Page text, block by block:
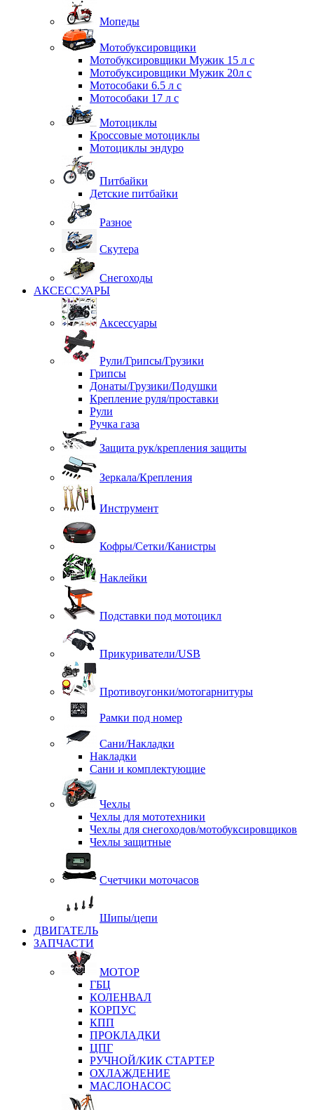
Мопеды
Мотобуксировщики
Мотобуксировщики Мужик 15 л с
Мотобуксировщики Мужик 20л с
Мотособаки 6.5 л с
Мотособаки 17 л с
Мотоциклы
Кроссовые мотоциклы
Мотоциклы эндуро
Питбайки
Детские питбайки
Разное
Скутера
Снегоходы
АКСЕССУАРЫ
Аксессуары
Рули/Грипсы/Грузики
Грипсы
Донаты/Грузики/Подушки
Крепление руля/проставки
Рули
Ручка газа
Защита рук/крепления защиты
Зеркала/Крепления
Инструмент
Кофры/Сетки/Канистры
Наклейки
Подставки под мотоцикл
Прикуриватели/USB
Противоугонки/мотогарнитуры
Рамки под номер
Сани/Накладки
Накладки
Сани и комплектующие
Чехлы
Чехлы для мототехники
Чехлы для снегоходов/мотобуксировщиков
Чехлы защитные
Счетчики моточасов
Шипы/цепи
ДВИГАТЕЛЬ
ЗАПЧАСТИ
МОТОР
ГБЦ
КОЛЕНВАЛ
КОРПУС
КПП
ПРОКЛАДКИ
ЦПГ
РУЧНОЙ/КИК СТАРТЕР
ОХЛАЖДЕНИЕ
МАСЛОНАСОС